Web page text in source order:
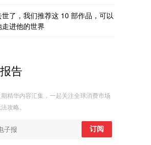
了，我们推荐这 10 部作品，可以
进他的世界
告
精华内容汇集，一起关注全球消费市场
攻略。